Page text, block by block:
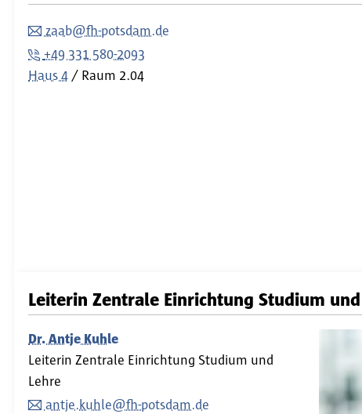
zaab@fh-potsdam.de
+49 331 580-2093
Haus 4 / Raum 2.04
Leiterin Zentrale Einrichtung Studium
Dr. Antje Kuhle
Leiterin Zentrale Einrichtung Studium und
Lehre
antje.kuhle@fh-potsdam.de